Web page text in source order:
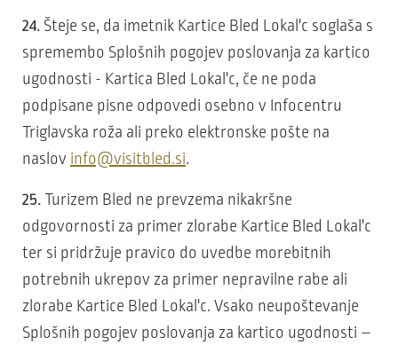
24. Šteje se, da imetnik Kartice Bled Lokal'c soglaša s
spremembo Splošnih pogojev poslovanja za kartico
ugodnosti - Kartica Bled Lokal'c, če ne poda
podpisane pisne odpovedi osebno v Infocentru
Triglavska roža ali preko elektronske pošte na
naslov info@visitbled.si.
25. Turizem Bled ne prevzema nikakršne
odgovornosti za primer zlorabe Kartice Bled Lokal'c
ter si pridržuje pravico do uvedbe morebitnih
potrebnih ukrepov za primer nepravilne rabe ali
zlorabe Kartice Bled Lokal'c. Vsako neupoštevanje
Splošnih pogojev poslovanja za kartico ugodnosti –